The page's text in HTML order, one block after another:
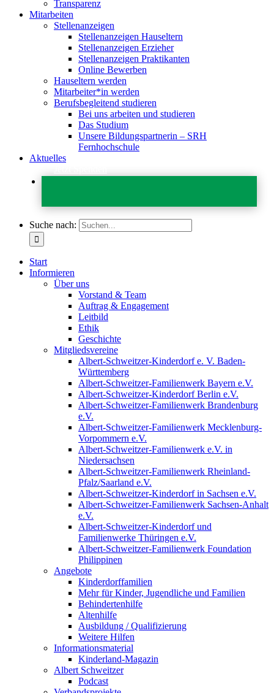
Transparenz
Mitarbeiten
Stellenanzeigen
Stellenanzeigen Hauseltern
Stellenanzeigen Erzieher
Stellenanzeigen Praktikanten
Online Bewerben
Hauseltern werden
Mitarbeiter*in werden
Berufsbegleitend studieren
Bei uns arbeiten und studieren
Das Studium
Unsere Bildungspartnerin – SRH
Fernhochschule
Aktuelles
Suche nach:
Start
Informieren
Über uns
Vorstand & Team
Auftrag & Engagement
Leitbild
Ethik
Geschichte
Mitgliedsvereine
Albert-Schweitzer-Kinderdorf e. V. Baden-
Württemberg
Albert-Schweitzer-Familienwerk Bayern e.V.
Albert-Schweitzer-Kinderdorf Berlin e.V.
Albert-Schweitzer-Familienwerk Brandenburg
e.V.
Albert-Schweitzer-Familienwerk Mecklenburg-
Vorpommern e.V.
Albert-Schweitzer-Familienwerk e.V. in
Niedersachsen
Albert-Schweitzer-Familienwerk Rheinland-
Pfalz/Saarland e.V.
Albert-Schweitzer-Kinderdorf in Sachsen e.V.
Albert-Schweitzer-Familienwerk Sachsen-Anhalt
e.V.
Albert-Schweitzer-Kinderdorf und
Familienwerke Thüringen e.V.
Albert-Schweitzer-Familienwerk Foundation
Philippinen
Angebote
Kinderdorffamilien
Mehr für Kinder, Jugendliche und Familien
Behindertenhilfe
Altenhilfe
Ausbildung / Qualifizierung
Weitere Hilfen
Informationsmaterial
Kinderland-Magazin
Albert Schweitzer
Podcast